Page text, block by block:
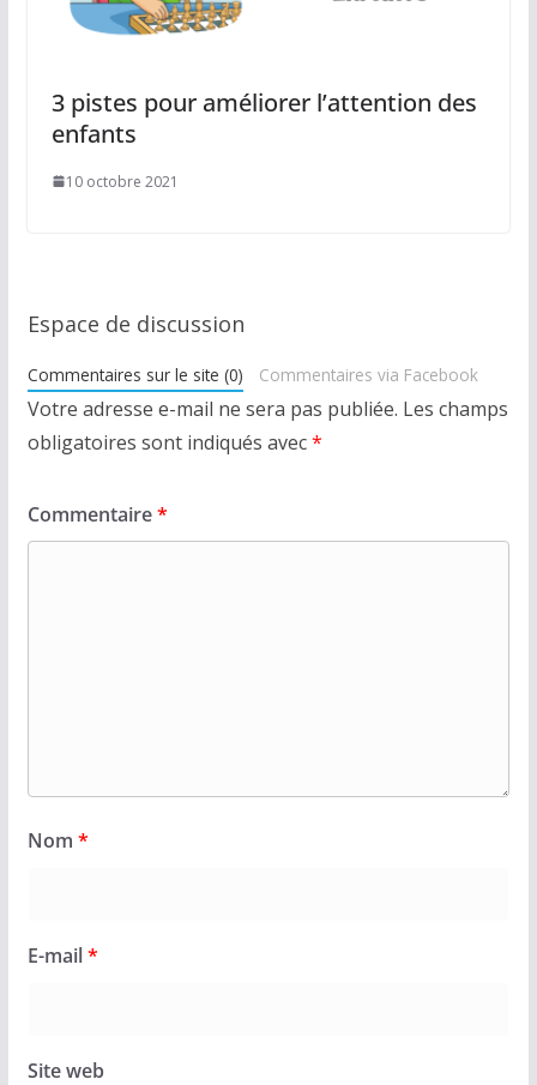
3 pistes pour améliorer l’attention des
enfants
10 octobre 2021
Espace de discussion
Commentaires sur le site (0) Commentaires via Facebook
Votre adresse e-mail ne sera pas publiée. Les champs
obligatoires sont indiqués avec*
Commentaire*
Nom *
E-mail*
Site web